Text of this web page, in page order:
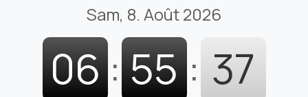
Sam, 8. Août 2026
06 : 55 : 38